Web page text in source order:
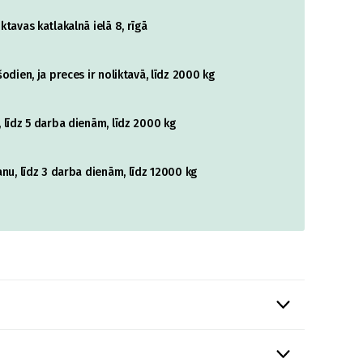
katlakalnā ielā 8, rīgā
ja preces ir noliktavā, līdz 2000 kg
5 darba dienām, līdz 2000 kg
līdz 3 darba dienām, līdz 12000 kg